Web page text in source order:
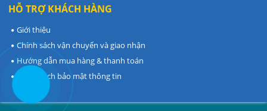
HỖ TRỢ KHÁCH HÀNG
Giới thiệu
Chính sách vận chuyển và giao nhận
Hướng dẫn mua hàng & thanh toán
Chính sách bảo mật thông tin